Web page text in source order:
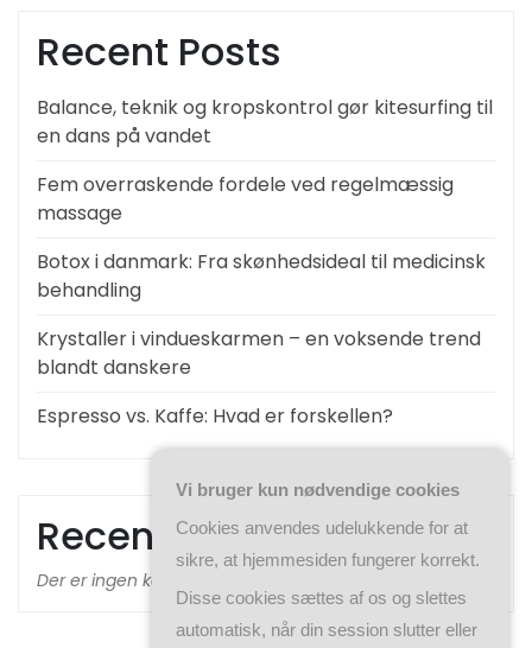
Recent Posts
Balance, teknik og kropskontrol gør kitesurfing til
en dans på vandet
Fem overraskende fordele ved regelmæssig
massage
Botox i danmark: Fra skønhedsideal til medicinsk
behandling
Krystaller i vindueskarmen – en voksende trend
blandt danskere
Espresso vs. Kaffe: Hvad er forskellen?
Recent Comments
Der er ingen kommentarer at vise.
Vi bruger kun nødvendige cookies
Cookies anvendes udelukkende for at
sikre, at hjemmesiden fungerer korrekt.
Disse cookies sættes af os og slettes
automatisk, når din session slutter eller